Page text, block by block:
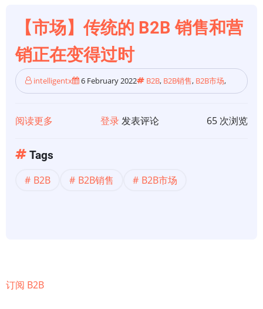
【市场】传统的 B2B 销售和营
销正在变得过时
intelligentx 6 February 2022 B2B, B2B销售, B2B市场,
阅读更多 登录发表评论 65 次浏览
Tags
B2B B2B销售 B2B市场
订阅 B2B